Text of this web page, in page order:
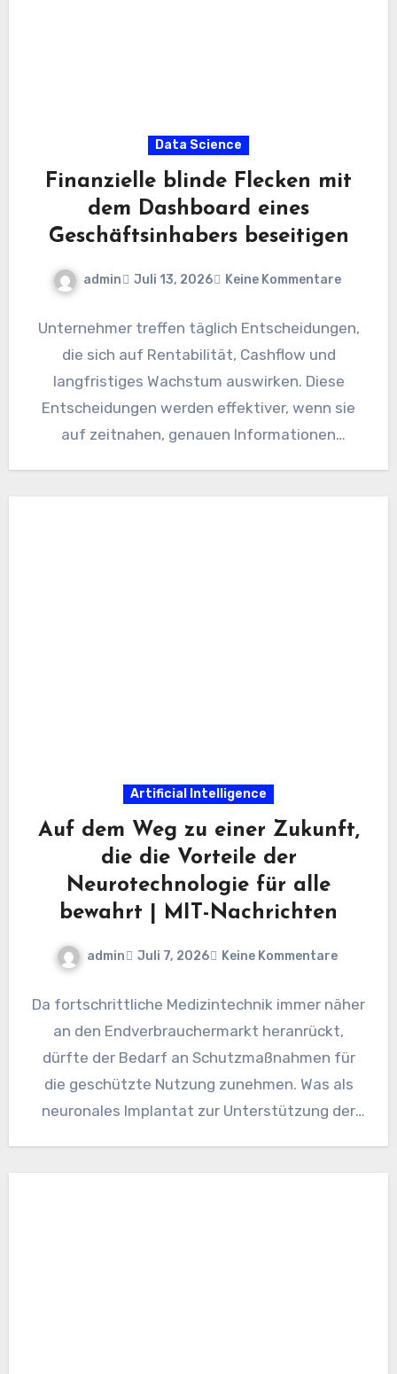
Data Science
Finanzielle blinde Flecken mit
dem Dashboard eines
Geschäftsinhabers beseitigen
admin Juli 13, 2026 Keine Kommentare
Unternehmer treffen täglich Entscheidungen,
die sich auf Rentabilität, Cashflow und
langfristiges Wachstum auswirken. Diese
Entscheidungen werden effektiver, wenn sie
auf zeitnahen, genauen Informationen
Artificial Intelligence
Auf dem Weg zu einer Zukunft,
die die Vorteile der
Neurotechnologie für alle
bewahrt | MIT-Nachrichten
admin Juli 7, 2026 Keine Kommentare
Da fortschrittliche Medizintechnik immer näher
an den Endverbrauchermarkt heranrückt,
dürfte der Bedarf an Schutzmaßnahmen für
die geschützte Nutzung zunehmen. Was als
neuronales Implantat zur Unterstützung der